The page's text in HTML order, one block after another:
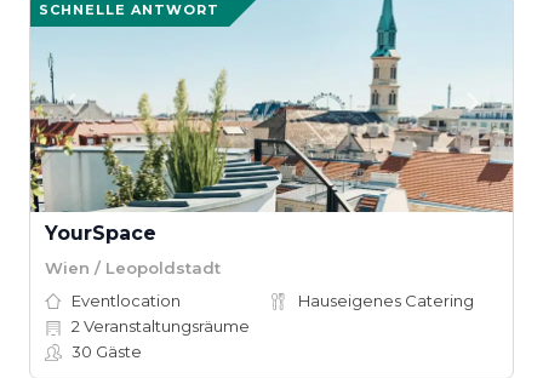
SCHNELLE ANTWORT
YourSpace
Wien / Leopoldstadt
Eventlocation
Hauseigenes Catering
2 Veranstaltungsräume
30 Gäste